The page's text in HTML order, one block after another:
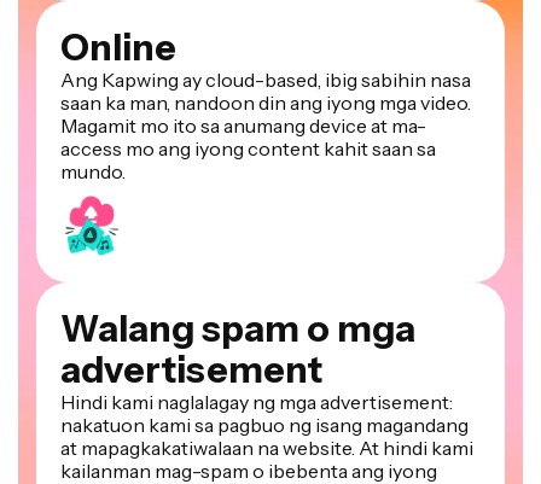
Online
Ang Kapwing ay cloud-based, ibig sabihin nasa
saan ka man, nandoon din ang iyong mga video.
Magamit mo ito sa anumang device at ma-
access mo ang iyong content kahit saan sa
mundo.
Walang spam o mga
advertisement
Hindi kami naglalagay ng mga advertisement:
nakatuon kami sa pagbuo ng isang magandang
at mapagkakatiwalaan na website. At hindi kami
kailanman mag-spam o ibebenta ang iyong
impormasyon sa kahit sino.